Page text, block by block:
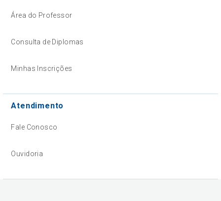
Área do Professor
Consulta de Diplomas
Minhas Inscrições
Atendimento
Fale Conosco
Ouvidoria